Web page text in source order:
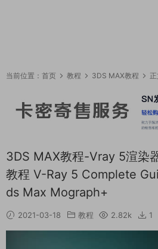
当前位置： 首页 教程 3DS MAX教程
3DS MAX教程-Vray 5渲染
教程 V-Ray 5 Complete
ds Max Mograph+
2021-03-18 教程 2.82k 1